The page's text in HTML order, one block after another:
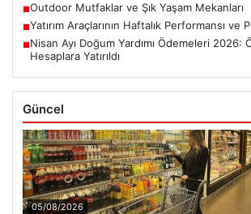
■Outdoor Mutfaklar ve Şık Yaşam Mekanları
■Yatırım Araçlarının Haftalık Performansı ve
■Nisan Ayı Doğum Yardımı Ödemeleri 2026:
Hesaplara Yatırıldı
Güncel
05/08/2026